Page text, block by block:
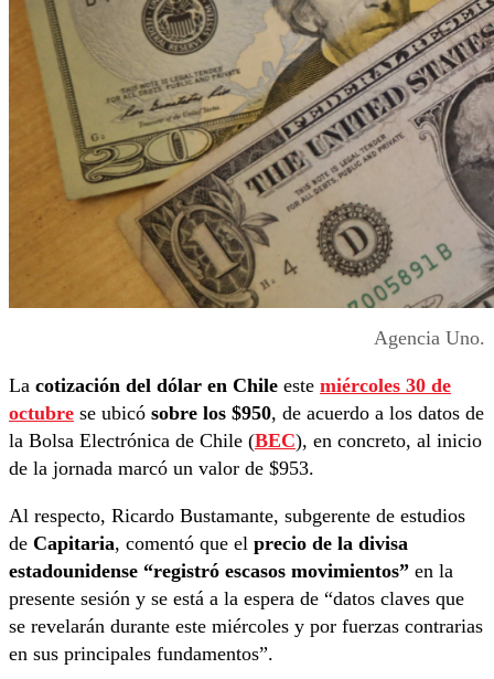
Agencia Uno.
La cotización del dólar en Chile este miércoles 30 de
octubre se ubicó sobre los $950, de acuerdo a los datos de
la Bolsa Electrónica de Chile (BEC), en concreto, al inicio
de la jornada marcó un valor de $953.
Al respecto, Ricardo Bustamante, subgerente de estudios
de Capitaria, comentó que el precio de la divisa
estadounidense “registró escasos movimientos” en la
presente sesión y se está a la espera de “datos claves que
se revelarán durante este miércoles y por fuerzas contrarias
en sus principales fundamentos”.